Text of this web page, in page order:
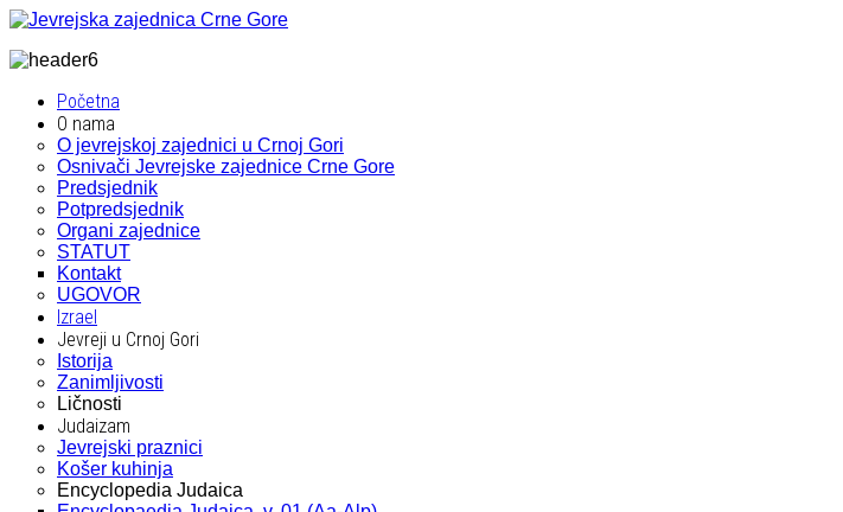
Početna
O nama
O jevrejskoj zajednici u Crnoj Gori
Osnivači Jevrejske zajednice Crne Gore
Predsjednik
Potpredsjednik
Organi zajednice
STATUT
Kontakt
UGOVOR
Izrael
Jevreji u Crnoj Gori
Istorija
Zanimljivosti
Ličnosti
Judaizam
Jevrejski praznici
Košer kuhinja
Encyclopedia Judaica